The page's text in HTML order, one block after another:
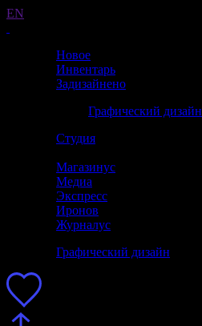
EN
Новое
Инвентарь
Задизайнено
Графический дизайн
Студия
Магазинус
Медиа
Экспресс
Иронов
Журналус
Графический дизайн